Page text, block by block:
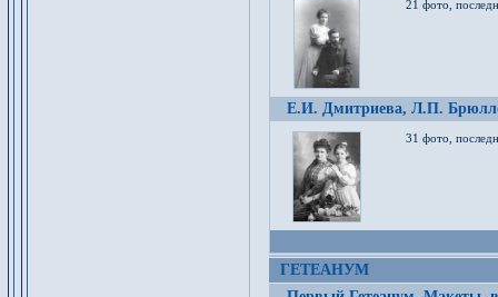
21 фото,
Е.И. Дмитриева, Л.П.
31 фото,
ГЕТЕАНУМ